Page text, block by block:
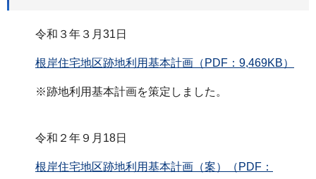
令和３年３月31日
根岸住宅地区跡地利用基本計画（PDF：9,469KB）
※跡地利用基本計画を策定しました。
令和２年９月18日
根岸住宅地区跡地利用基本計画（案）（PDF：